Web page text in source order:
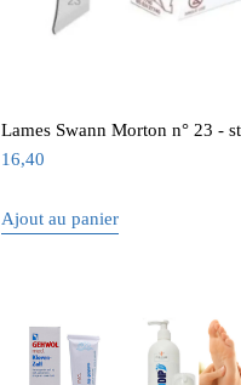
Lames Swann Morton n° 23 -
16,40
Ajout au panier